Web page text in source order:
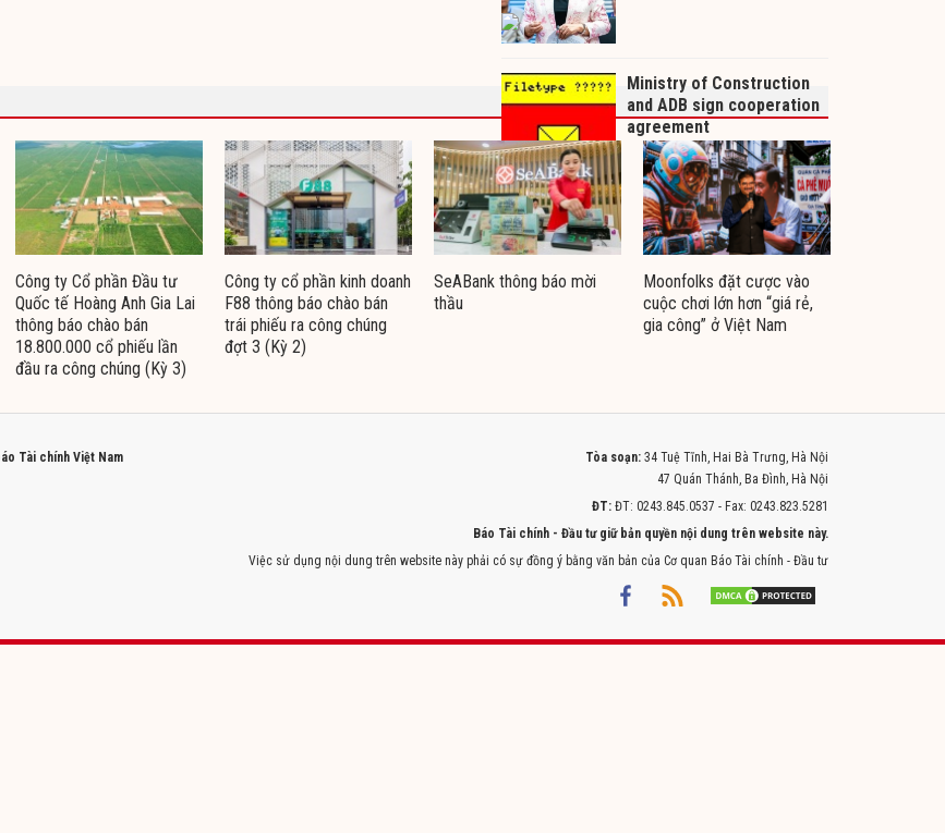
Công ty Cổ phần Đầu tư
Quốc tế Hoàng Anh Gia Lai
thông báo chào bán
18.800.000 cổ phiếu lần
đầu ra công chúng (Kỳ 3)
Công ty cổ phần kinh doanh
F88 thông báo chào bán
trái phiếu ra công chúng
đợt 3 (Kỳ 2)
SeABank thông báo mời
thầu
Moonfolks đặt cược vào
cuộc chơi lớn hơn “giá rẻ,
gia công” ở Việt Nam
Tài chính Việt Nam
Tòa soạn: 34 Tuệ Tĩnh, Hai Bà Trưng, Hà Nội
47 Quán Thánh, Ba Đình, Hà Nội
ĐT: ĐT: 0243.845.0537 - Fax: 0243.823.5281
Báo Tài chính - Đầu tư giữ bản quyền nội dung trên website này.
Việc sử dụng nội dung trên website này phải có sự đồng ý bằng văn bản của Cơ quan Báo Tài chính - Đầu tư